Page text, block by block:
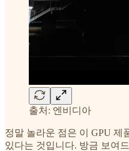
출처: 엔비디아
정말 놀라운 점은 이 GPU 제
있다는 것입니다. 방금 보여